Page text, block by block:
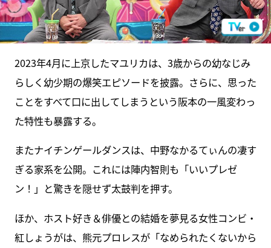
2023年4月に上京したマユリカは、3歳からの幼なじみ
らしく幼少期の爆笑エピソードを披露。さらに、思った
ことをすべて口に出してしまうという阪本の一風変わっ
た特性も暴露する。
またナイチンゲールダンスは、中野なかるてぃんの凄す
ぎる家系を公開。これには陣内智則も「いいプレゼ
ン！」と驚きを隠せず太鼓判を押す。
ほか、ホスト好き＆俳優との結婚を夢見る女性コンビ・
紅しょうがは、熊元プロレスが「なめられたくないから